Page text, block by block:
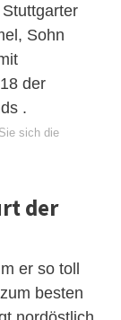
Sohn
der
.
sich die
der
er so toll
besten